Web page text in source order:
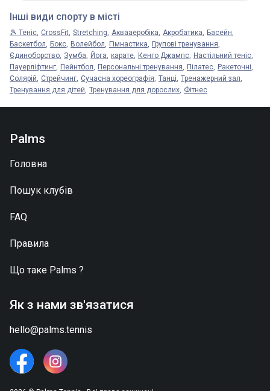
Інші види спорту в місті
🎾 Теніс CrossFit Stretching Аквааеробіка Акробатика Басейн
Баскетбол Бокс Волейбол Гімнастика
Групові тренування
Єдиноборство Зумба Йога карате Кенго Джампс Настільний теніс
Пауерліфтинг Пейнтбол Персональні тренування Пілатес Ракеточні
Солярій
Стрейчинг Сучасна хореографія Танці Тренажерний зал
Тренування для дітей Тренування для дорослих Фітнес
Palms
Головна
Пошук клубів
FAQ
Правила
Що таке Palms ?
Як з нами зв'язатися
hello@palms.tennis